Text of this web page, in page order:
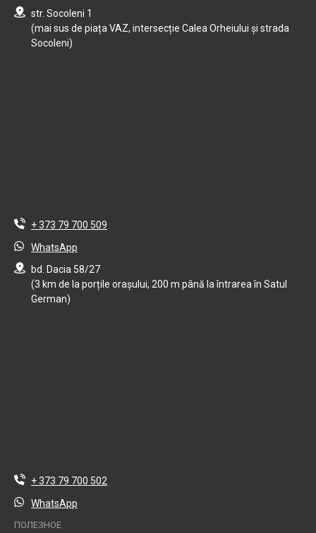
str. Socoleni 1
(mai sus de piața VAZ, intersecție Calea Orheiului și strada
Socoleni)
+ 373 79 700 509
WhatsApp
bd. Dacia 58/27
(3 km de la porțile orașului, 200 m până la întrarea în Satul
German)
+ 373 79 700 502
WhatsApp
ПОЛЕЗНОЕ